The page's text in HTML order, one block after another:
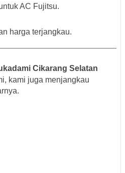
AC Fujitsu.
harga terjangkau.
Cikarang Selatan
kami juga menjangkau